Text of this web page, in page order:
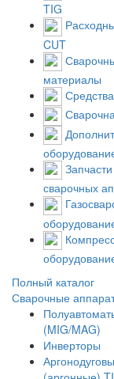
TIG
CUT
материалы
сварочных
Полный каталог
Сварочные
(MIG/MAG)
Инверторы